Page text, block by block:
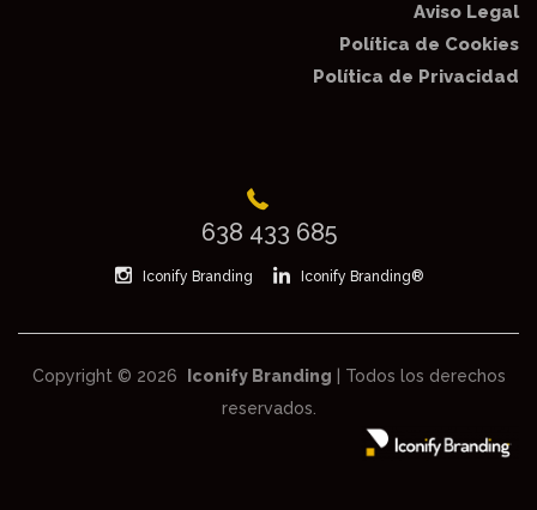
Aviso Legal
Política de Cookies
Política de Privacidad
638 433 685
Iconify Branding Iconify Branding®
Copyright © 2026 Iconify Branding | Todos los derechos
reservados.